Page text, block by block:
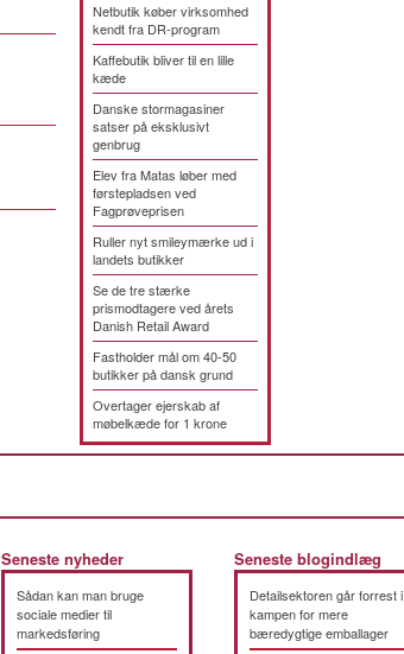
Netbutik køber virksomhed
kendt fra DR-program
Kaffebutik bliver til en lille
kæde
Danske stormagasiner
satser på eksklusivt
genbrug
Elev fra Matas løber med
førstepladsen ved
Fagprøveprisen
Ruller nyt smileymærke ud i
landets butikker
Se de tre stærke
prismodtagere ved årets
Danish Retail Award
Fastholder mål om 40-50
butikker på dansk grund
Overtager ejerskab af
møbelkæde for 1 krone
Seneste nyheder
Sådan kan man bruge
sociale medier til
markedsføring
Seneste blogindlæg
Detailsektoren går forrest i
kampen for mere
bæredygtige emballager